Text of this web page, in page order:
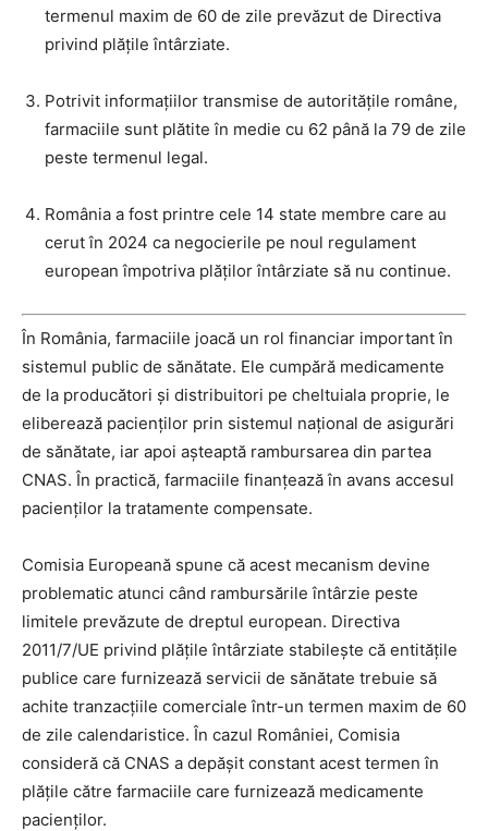
termenul maxim de 60 de zile prevăzut de Directiva
privind plățile întârziate.
Potrivit informațiilor transmise de autoritățile române,
farmaciile sunt plătite în medie cu 62 până la 79 de zile
peste termenul legal.
România a fost printre cele 14 state membre care au
cerut în 2024 ca negocierile pe noul regulament
european împotriva plăților întârziate să nu continue.
În România, farmaciile joacă un rol financiar important în
sistemul public de sănătate. Ele cumpără medicamente
de la producători și distribuitori pe cheltuiala proprie, le
eliberează pacienților prin sistemul național de asigurări
de sănătate, iar apoi așteaptă rambursarea din partea
CNAS. În practică, farmaciile finanțează în avans accesul
pacienților la tratamente compensate.
Comisia Europeană spune că acest mecanism devine
problematic atunci când rambursările întârzie peste
limitele prevăzute de dreptul european. Directiva
2011/7/UE privind plățile întârziate stabilește că entitățile
publice care furnizează servicii de sănătate trebuie să
achite tranzacțiile comerciale într-un termen maxim de 60
de zile calendaristice. În cazul României, Comisia
consideră că CNAS a depășit constant acest termen în
plățile către farmaciile care furnizează medicamente
pacienților.